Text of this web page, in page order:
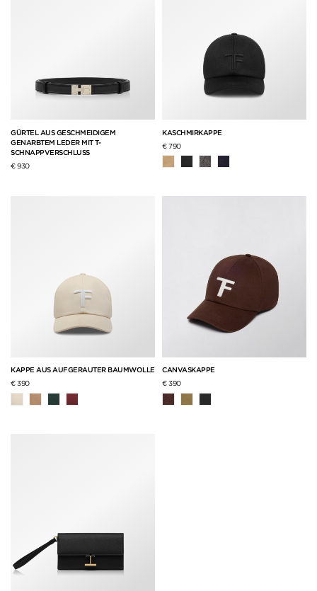
GÜRTEL AUS GESCHMEIDIGEM
GENARBTEM LEDER MIT T-
SCHNAPPVERSCHLUSS
€ 930
KASCHMIRKAPPE
€ 790
KAPPE AUS AUFGERAUTER BAUMWOLLE
€ 390
CANVASKAPPE
€ 390